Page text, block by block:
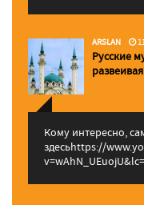
ARSLAN
Русские
Кому интересно,
здесьhttps://